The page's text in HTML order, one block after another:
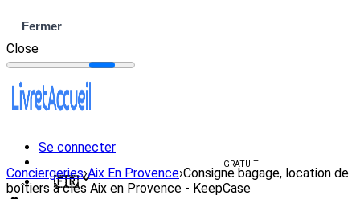
Fermer
Close
Se connecter
GRATUIT
🇫🇷
Conciergeries›Aix En Provence›Consigne bagage, location de
boîtiers à clés Aix en Provence - KeepCase